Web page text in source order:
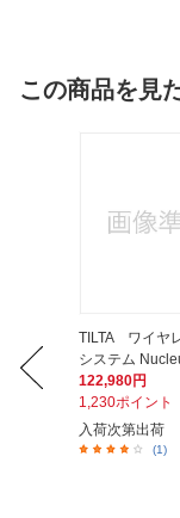
この商品を見
TILTA ワイヤ
システム
122,980円
1,230ポイント
入荷次第出荷
(1)